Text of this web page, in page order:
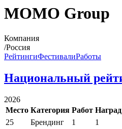
MOMO Group
Компания
/Россия
РейтингиФестивалиРаботы
Национальный
2026
Место Категория Работ Наград
25
Брендинг 1 1